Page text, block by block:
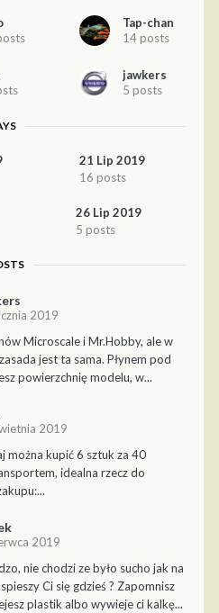
Tap-chan
14 posts
jawkers
5 posts
21 Lip 2019
16 posts
26 Lip 2019
5 posts
2019
Microscale i Mr.Hobby, ale w
jest ta sama. Płynem pod
powierzchnię modelu, w...
2019
można kupić 6 sztuk za 40
idealna rzecz do
2019
nie chodzi ze było sucho jak na
Ci się gdzieś ? Zapomnisz
plastik albo wywieje ci kalkę...